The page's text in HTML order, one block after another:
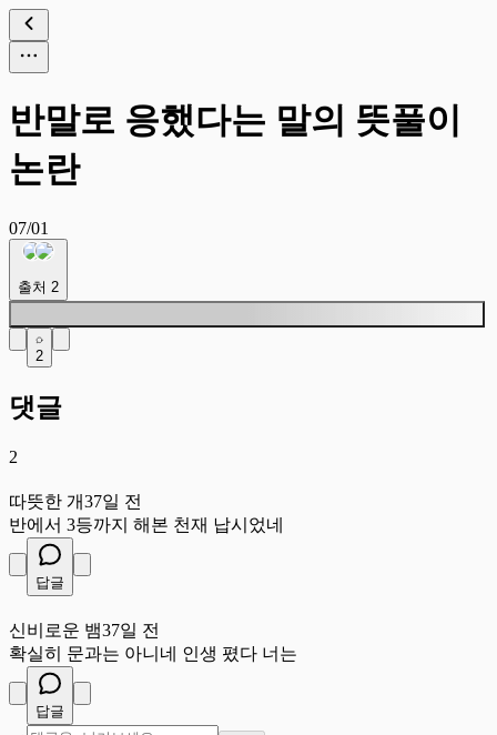
반말로 응했다는 말의 뜻풀이
논란
07/01
출처 2
2
댓글
2
따뜻한 개37일 전
반에서 3등까지 해본 천재 납시었네
답글
신비로운 뱀37일 전
확실히 문과는 아니네 인생 폈다 너는
답글